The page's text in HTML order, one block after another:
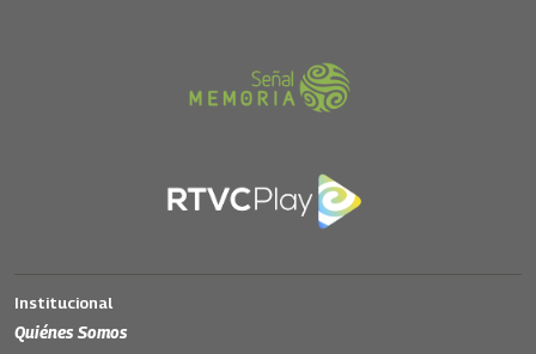
Institucional
Quiénes Somos